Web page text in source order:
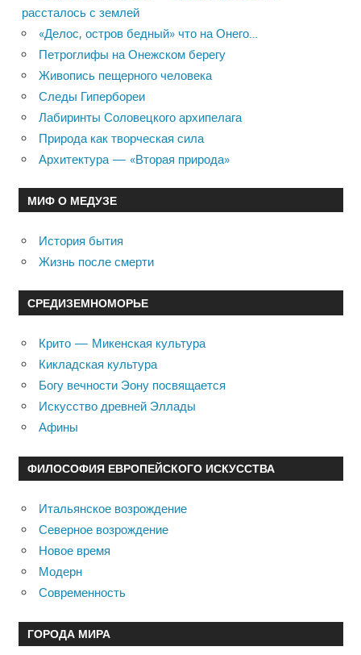
рассталось с землей
«Делос, остров бедный» что на Онего…
Петроглифы на Онежском берегу
Живопись пещерного человека
Следы Гипербореи
Лабиринты Соловецкого архипелага
Природа как творческая сила
Архитектура — «Вторая природа»
МИФ О МЕДУЗЕ
История бытия
Жизнь после смерти
СРЕДИЗЕМНОМОРЬЕ
Крито — Микенская культура
Кикладская культура
Богу вечности Эону посвящается
Искусство древней Эллады
Афины
ФИЛОСОФИЯ ЕВРОПЕЙСКОГО ИСКУССТВА
Итальянское возрождение
Северное возрождение
Новое время
Модерн
Современность
ГОРОДА МИРА